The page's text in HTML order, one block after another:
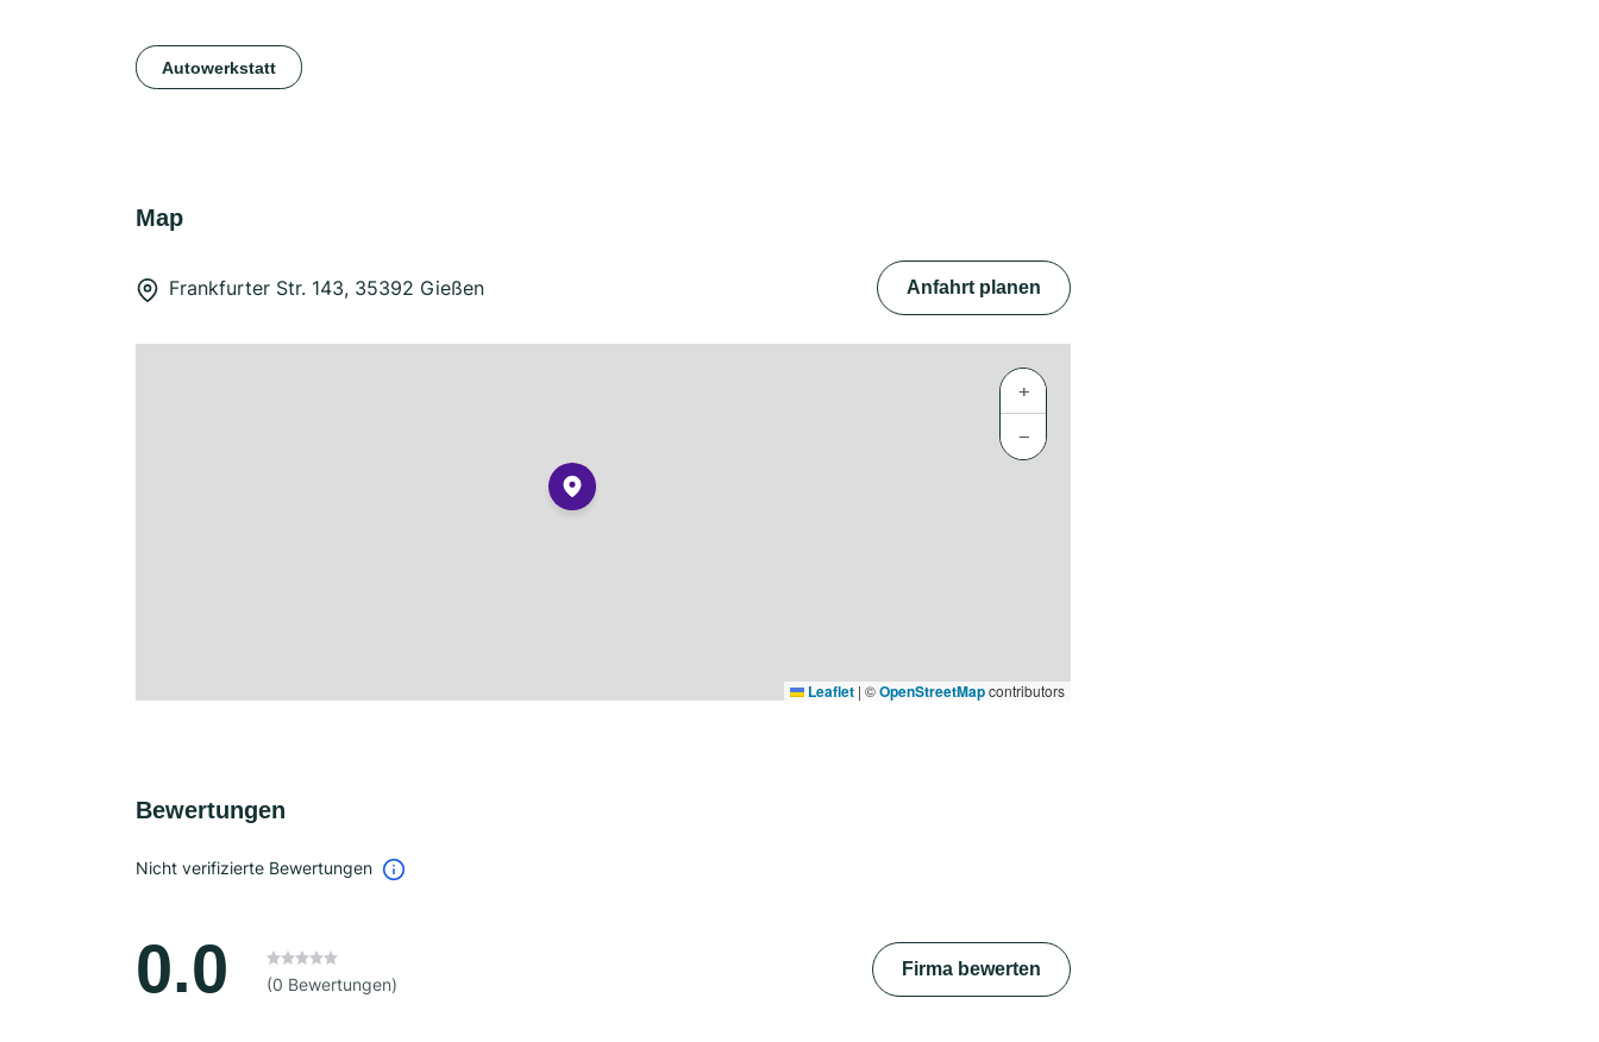
Autowerkstatt
Map
Frankfurter Str. 143, 35392 Gießen Anfahrt planen
+
−
Leaflet | ©OpenStreetMapcontributors
Bewertungen
Nicht verifizierte Bewertungen
0.0 (0 Bewertungen)
Firma bewerten